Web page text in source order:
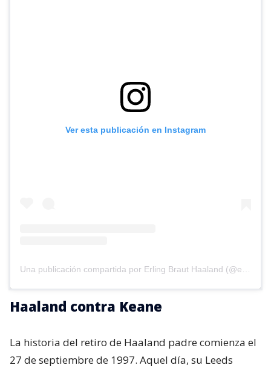
Ver esta publicación en Instagram
Una publicación compartida por Erling Braut Haaland (@erling)
Haaland contra Keane
La historia del retiro de Haaland padre comienza el
27 de septiembre de 1997. Aquel día, su Leeds